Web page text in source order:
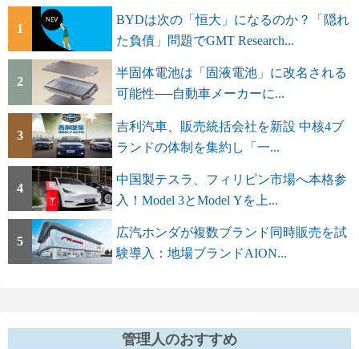
1
BYDは次の「恒大」になるのか？「隠れ
た負債」問題でGMT Research...
2
半固体電池は「固液電池」に改名される
可能性──自動車メーカーに...
3
吉利汽車、販売統括会社を新設 中核4ブ
ランドの体制を集約し「一...
4
中国製テスラ、フィリピン市場へ本格参
入！Model 3とModel Yを上...
5
広汽ホンダが複数ブランド同時販売を試
験導入：地場ブランドAION...
管理人のおすすめ